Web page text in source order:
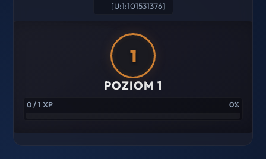
[U:1:101531376]
1
POZIOM 1
0 / 1 XP 0%